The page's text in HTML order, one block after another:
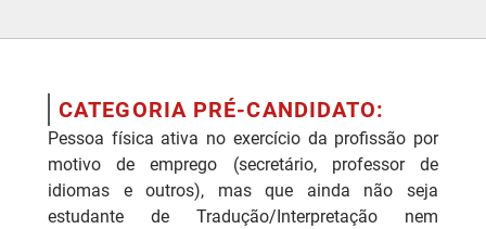
CATEGORIA PRÉ-CANDIDATO:
Pessoa física ativa no exercício da profissão por
motivo de emprego (secretário, professor de
idiomas e outros), mas que ainda não seja
estudante de Tradução/Interpretação nem